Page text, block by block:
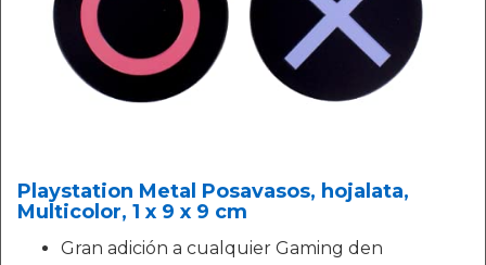
Playstation Metal Posavasos, hojalata,
Multicolor, 1 x 9 x 9 cm
Gran adición a cualquier Gaming den